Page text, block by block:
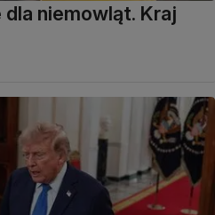
niemowląt. Kraj